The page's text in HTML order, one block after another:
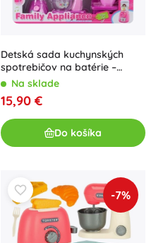
Detská sada kuchynských
spotrebičov na batérie –
kávovar, mixér a blender
Na sklade
15,90 €
Do košíka
-7%